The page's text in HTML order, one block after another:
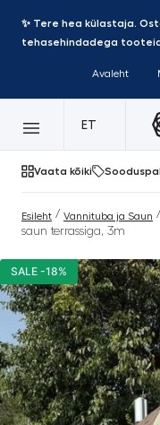
✨ Tere hea külastaja.
tehasehindadega
Avaleht
ET
Vaata kõiki
Esileht / Vannituba ja Saun /
saun terrassiga, 3m
SALE -18%